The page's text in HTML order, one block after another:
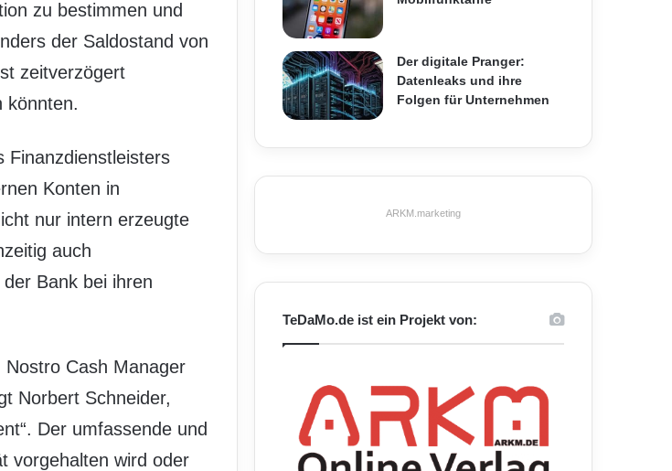
zu bestimmen und
der Saldostand von
zeitverzögert
könnten.
Finanzdienstleisters
Konten in
nur intern erzeugte
auch
Bank bei ihren
Nostro Cash Manager
Norbert Schneider,
Der umfassende und
vorgehalten wird oder
Der digitale Pranger:
Datenleaks und ihre
Folgen für Unternehmen
ARKM.marketing
TeDaMo.de ist ein Projekt von: